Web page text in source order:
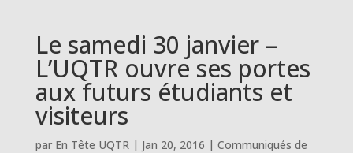
Le samedi 30 janvier –
L’UQTR ouvre ses portes
aux futurs étudiants et
visiteurs
par En Tête UQTR| Jan 20, 2016 | Communiqués de